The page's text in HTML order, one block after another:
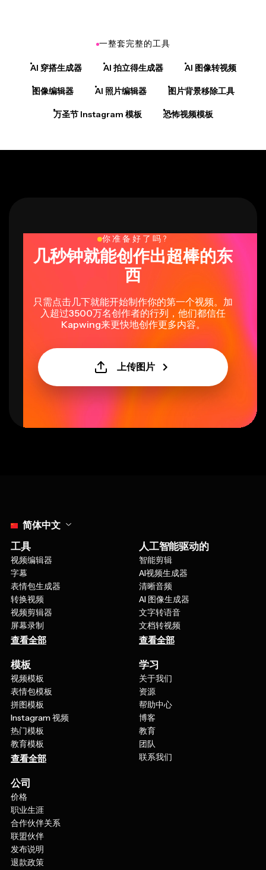
一整套完整的工具
AI 穿搭生成器 AI 拍立得生成器 AI 图像转视频
图像编辑器 AI 照片编辑器 图片背景移除工具
万圣节 Instagram 模板 恐怖视频模板
你准备好了吗?
几秒钟就能创作出超棒的东
西
只需点击几下就能开始制作你的第一个视频。加
入超过3500万名创作者的行列，他们都信任
Kapwing来更快地创作更多内容。
上传图片
简体中文
工具
视频编辑器
字幕
表情包生成器
转换视频
视频剪辑器
屏幕录制
查看全部
人工智能驱动的
智能剪辑
AI视频生成器
清晰音频
AI 图像生成器
文字转语音
文档转视频
查看全部
模板
视频模板
表情包模板
拼图模板
Instagram 视频
热门模板
教育模板
查看全部
学习
关于我们
资源
帮助中心
博客
教育
团队
联系我们
公司
价格
职业生涯
合作伙伴关系
联盟伙伴
发布说明
退款政策